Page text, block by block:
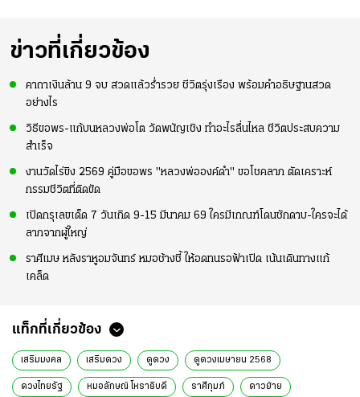
ข่าวที่เกี่ยวข้อง
คาถาเงินล้าน 9 จบ สวดแล้วร่ำรวย ชีวิตรุ่งเรือง พร้อมคำอธิษฐานสวด
อย่างไร
วิธีขอพร-แก้บนหลวงพ่อโต วัดพนัญเชิง ทำอะไรลื่นไหล ชีวิตประสบความ
สำเร็จ
งานวัดไร่ขิง 2569 คู่มือขอพร "หลวงพ่อองค์ดำ" ขอโชคลาภ ตัดเคราะห์
กรรมชีวิตที่ติดขัด
เปิดกรุเลขเด็ด 7 วันเกิด 9-15 มีนาคม 69 ใครมีเกณฑ์โดนชักดาบ-ใครจะได้
ลาภจากผู้ใหญ่
ราศีเมษ หลังราหูอมจันทร์ หมอช้างชี้ ให้อดทนรอฟ้าเปิด เน้นเดินทางแก้
เคล็ด
แท็กที่เกี่ยวข้อง
เสริมมงคล เสริมดวง ดูดวง ดูดวงเมษายน 2568
ดวงไทยรัฐ หมอลักษณ์ โหราธิบดี ราศีกุมภ์ ดาวย้าย